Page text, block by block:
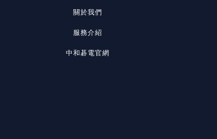
關於我們
服務介紹
中和碁電官網